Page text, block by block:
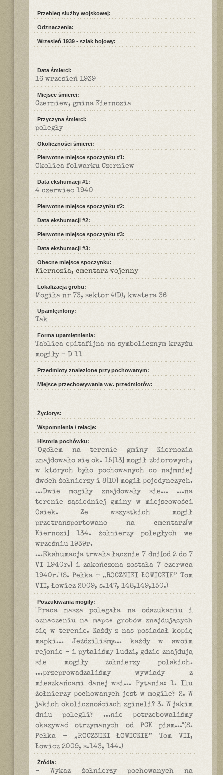
Przebieg służby wojskowej:
Odznaczenia:
Wrzesień 1939 - szlak bojowy:
Data śmierci:
16 wrzesień 1939
Miejsce śmierci:
Czerniew, gmina Kiernozia
Przyczyna śmierci:
poległy
Okoliczności śmierci:
Pierwotne miejsce spoczynku #1:
Okolica folwarku Czerniew
Data ekshumacji #1:
4 czerwiec 1940
Pierwotne miejsce spoczynku #2:
Data ekshumacji #2:
Pierwotne miejsce spoczynku #3:
Data ekshumacji #3:
Obecne miejsce spoczynku:
Kiernozia, cmentarz wojenny
Lokalizacja grobu:
Mogiła nr 73, sektor 4(D), kwatera 36
Upamiętniony:
Tak
Forma upamiętnienia:
Tablica epitafijna na symbolicznym krzyżu
mogiły - D 11
Przedmioty znalezione przy pochowanym:
Miejsce przechowywania ww. przedmiotów:
Życiorys:
Wspomnienia / relacje:
Historia pochówku:
"Ogółem na terenie gminy Kiernozia
znajdowało się ok. 15[13] mogił zbiorowych,
w których było pochowanych co najmniej
dwóch żołnierzy i 8[10] mogił pojedynczych.
...Dwie mogiły znajdowały się... ...na
terenie sąsiedniej gminy w miejscowości
Osiek. Ze wszystkich mogił
przetransportowano na cmentarz[w
Kiernozi] 134. żołnierzy poległych we
wrześniu 1939r.
...Ekshumacja trwała łącznie 7 dni[od 2 do 7
VI 1940r.] i zakończona została 7 czerwca
1940r."(S. Pełka - „ROCZNIKI ŁOWICKIE” Tom
VII, Łowicz 2009, s.147, 148,149,150.)
Poszukiwania mogiły:
"Praca nasza polegała na odszukaniu i
oznaczeniu na mapce grobów znajdujących
się w terenie. Każdy z nas posiadał kopię
mapki... Jeździliśmy... każdy w swoim
rejonie - i pytaliśmy ludzi, gdzie znajdują
się mogiły żołnierzy polskich.
...przeprowadzaliśmy wywiady z
mieszkańcami danej wsi... Pytania: 1. Ilu
żołnierzy pochowanych jest w mogile? 2. W
jakich okolicznościach zginęli? 3. W jakim
dniu polegli? ...nie potrzebowaliśmy
okazywać otrzymanych od PCK pism..."(S.
Pełka - „ROCZNIKI ŁOWICKIE” Tom VII,
Łowicz 2009, s.143, 144.)
Źródła:
- Wykaz żołnierzy pochowanych na